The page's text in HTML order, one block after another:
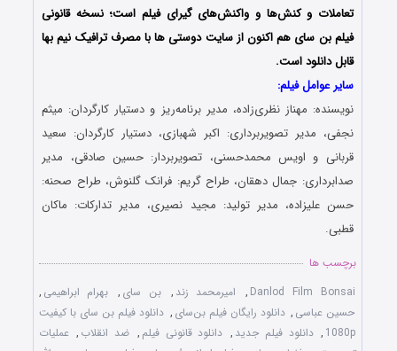
تعاملات و کنش‌ها و واکنش‌های گیرای فیلم است؛ نسخه قانونی
فیلم بن سای هم اکنون از سایت دوستی ها با مصرف ترافیک نیم بها
قابل دانلود است.
سایر عوامل فیلم:
نویسنده: مهناز نظری‌زاده، مدیر برنامه‌ریز و دستیار کارگردان: میثم
نجفی، مدیر تصویربرداری: اکبر شهبازی، دستیار کارگردان: سعید
قربانی و اویس محمدحسنی، تصویربردار: حسین صادقی، مدیر
صدابرداری: جمال دهقان، طراح گریم: فرانک گلنوش، طراح صحنه:
حسن علیزاده، مدیر تولید: مجید نصیری، مدیر تدارکات: ماکان
قطبی.
برچسب ها
Danlod Film Bonsai
, امیرمحمد زند , بن سای , بهرام ابراهیمی ,
حسین عباسی , دانلود رایگان فیلم بن‌سای , دانلود فیلم بن سای با کیفیت
1080p
, دانلود فیلم جدید , دانلود قانونی فیلم , ضد انقلاب , عملیات